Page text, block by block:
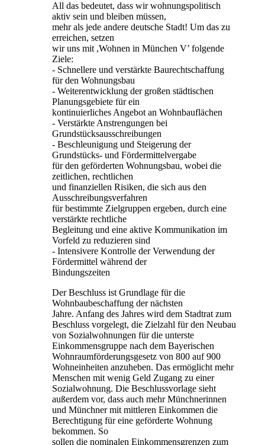
All das bedeutet, dass wir wohnungspolitisch
aktiv sein und bleiben müssen,
mehr als jede andere deutsche Stadt! Um das zu
erreichen, setzen
wir uns mit ,Wohnen in München V’ folgende
Ziele:
- Schnellere und verstärkte Baurechtschaffung
für den Wohnungsbau
- Weiterentwicklung der großen städtischen
Planungsgebiete für ein
kontinuierliches Angebot an Wohnbauflächen
- Verstärkte Anstrengungen bei
Grundstücksausschreibungen
- Beschleunigung und Steigerung der
Grundstücks- und Fördermittelvergabe
für den geförderten Wohnungsbau, wobei die
zeitlichen, rechtlichen
und finanziellen Risiken, die sich aus den
Ausschreibungsverfahren
für bestimmte Zielgruppen ergeben, durch eine
verstärkte rechtliche
Begleitung und eine aktive Kommunikation im
Vorfeld zu reduzieren sind
- Intensivere Kontrolle der Verwendung der
Fördermittel während der
Bindungszeiten
Der Beschluss ist Grundlage für die
Wohnbaubeschaffung der nächsten
Jahre. Anfang des Jahres wird dem Stadtrat zum
Beschluss vorgelegt, die Zielzahl für den Neubau
von Sozialwohnungen für die unterste
Einkommensgruppe nach dem Bayerischen
Wohnraumförderungsgesetz von 800 auf 900
Wohneinheiten anzuheben. Das ermöglicht mehr
Menschen mit wenig Geld Zugang zu einer
Sozialwohnung. Die Beschlussvorlage sieht
außerdem vor, dass auch mehr Münchnerinnen
und Münchner mit mittleren Einkommen die
Berechtigung für eine geförderte Wohnung
bekommen. So
sollen die nominalen Einkommensgrenzen zum